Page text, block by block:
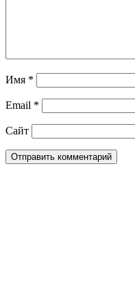
Имя *
Email *
Сайт